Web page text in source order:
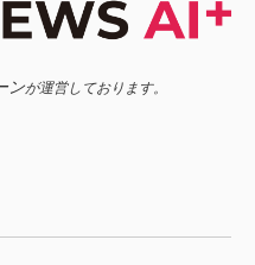
ンが運営しております。